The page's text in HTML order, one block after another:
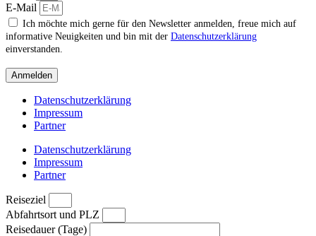
E-Mail
Ich möchte mich gerne für den Newsletter anmelden, freue mich auf
informative Neuigkeiten und bin mit der Datenschutzerklärung
einverstanden.
Anmelden
Datenschutzerklärung
Impressum
Partner
Datenschutzerklärung
Impressum
Partner
Reiseziel
Abfahrtsort und PLZ
Reisedauer (Tage)